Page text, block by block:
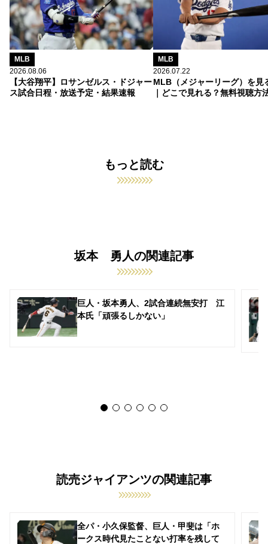
MLB
2026.08.06
【大谷翔平】ロサンゼルス・ドジャー
ス試合日程・放送予定・結果速報
MLB
2026.07.22
MLB（メジャーリーグ）を見
｜どこで見れる？無料視聴方
もっと読む
坂本 勇人の関連記事
巨人・坂本勇人、2試合連続無安打 江
本氏「頑張るしかない」
読売ジャイアンツの関連記事
全パ・小久保監督、巨人・甲斐は「ホ
ークス時代見たことない打率を残して